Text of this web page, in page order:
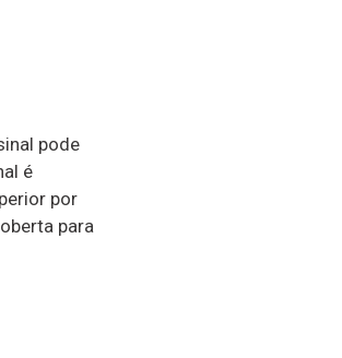
pode
é
por
para